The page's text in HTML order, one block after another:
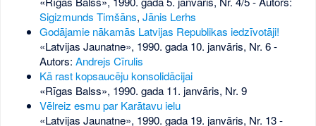
Sigizmunds Timšāns, Jānis Lerhs
Godājamie nākamās Latvijas Republikas iedzīvotāji!
«Latvijas Jaunatne», 1990. gada 10. janvāris, Nr. 6-
Autors: Andrejs Cīrulis
Kā rast kopsaucēju konsolidācijai
«Rīgas Balss», 1990. gada 11. janvāris, Nr. 9
Vēlreiz esmu par Karātavu ielu
«Latvijas Jaunatne», 1990. gada 19. janvāris, Nr. 13-